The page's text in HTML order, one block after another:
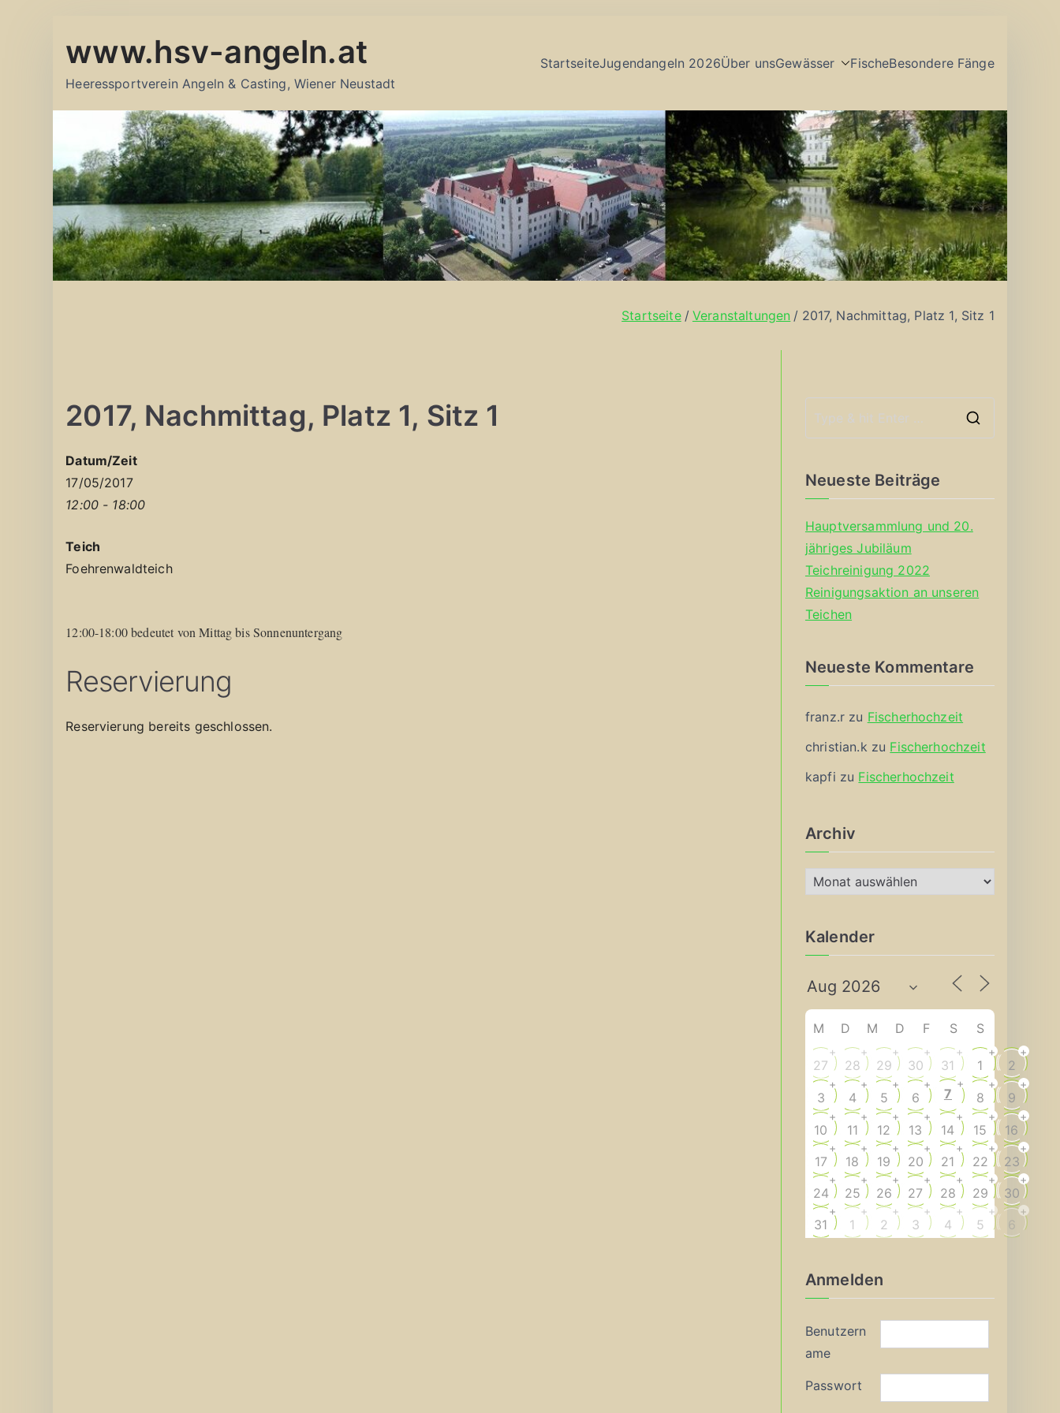
Inhalt
www.hsv-angeln.at
Heeressportverein Angeln & Casting, Wiener Neustadt
StartseiteJugendangeln 2026Über unsGewässer FischeBesondere Fänge
Startseite Veranstaltungen 2017, Nachmittag, Platz 1, Sitz 1
2017, Nachmittag, Platz 1, Sitz 1
Datum/Zeit
17/05/2017
12:00 - 18:00
Teich
Foehrenwaldteich
12:00-18:00 bedeutet von Mittag bis Sonnenuntergang
Reservierung
Reservierung bereits geschlossen.
Neueste Beiträge
Hauptversammlung und 20.
jähriges Jubiläum
Teichreinigung 2022
Reinigungsaktion an unseren
Teichen
Neueste Kommentare
franz.r zu Fischerhochzeit
christian.k zu Fischerhochzeit
kapfi zu Fischerhochzeit
Archiv
r
h
v
Kalender
M D M D F S S
27
+
28
+
29
+
30
+
31
+
1
+
2
+
3
+
4
+
5
+
6
+
7
+
8
+
9
+
10
+
11
+
12
+
13
+
14
+
15
+
16
+
17
+
18
+
19
+
20
+
21
+
22
+
23
+
24
+
25
+
26
+
27
+
28
+
29
+
30
+
31
+
1
+
2
+
3
+
4
+
5
+
6
+
Anmelden
Benutzern
ame
Passwort